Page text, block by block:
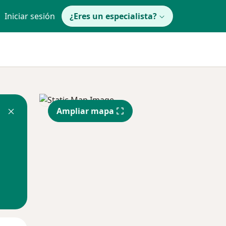
Iniciar sesión ¿Eres un especialista?
Ampliar mapa